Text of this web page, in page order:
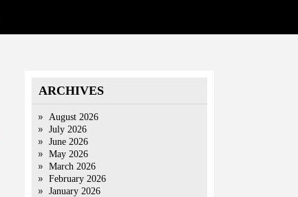
ARCHIVES
August 2026
July 2026
June 2026
May 2026
March 2026
February 2026
January 2026